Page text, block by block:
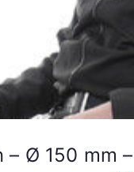
– Ø 150 mm